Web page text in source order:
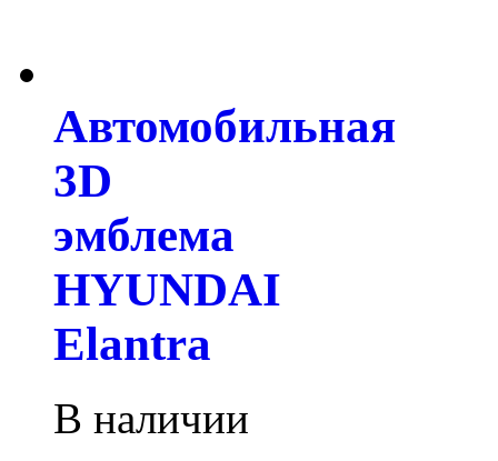
Автомобильная
3D
эмблема
HYUNDAI
Elantra
В наличии